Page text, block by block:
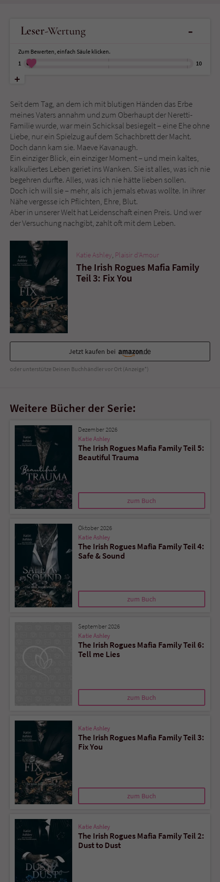
Leser-Wertung -
Zum Bewerten, einfach Säule klicken.
1
10
Seit dem Tag, an dem ich mit blutigen Händen das Erbe
meines Vaters annahm und zum Oberhaupt der Neretti-
Familie wurde, war mein Schicksal besiegelt – eine Ehe ohne
Liebe, nur ein Spielzug auf dem Schachbrett der Macht.
Doch dann kam sie. Maeve Kavanaugh.
Ein einziger Blick, ein einziger Moment – und mein kaltes,
kalkuliertes Leben geriet ins Wanken. Sie ist alles, was ich nie
begehren durfte. Alles, was ich nie hätte lieben sollen.
Doch ich will sie – mehr, als ich jemals etwas wollte. In ihrer
Nähe vergesse ich Pflichten, Ehre, Blut.
Aber in unserer Welt hat Leidenschaft einen Preis. Und wer
der Versuchung nachgibt, zahlt oft mit dem Leben.
Katie Ashley Plaisir d’Amour
The Irish Rogues Mafia Family
Teil 3: Fix You
Jetzt kaufen bei
oder unterstütze Deinen Buchhändler vor Ort (Anzeige*)
Weitere Bücher der Serie:
Dezember 2026
Katie Ashley
The Irish Rogues Mafia Family Teil 5:
Beautiful Trauma
zum Buch
Oktober 2026
Katie Ashley
The Irish Rogues Mafia Family Teil 4:
Safe & Sound
zum Buch
September 2026
Katie Ashley
The Irish Rogues Mafia Family Teil 6:
Tell me Lies
zum Buch
Katie Ashley
The Irish Rogues Mafia Family Teil 3:
Fix You
zum Buch
Katie Ashley
The Irish Rogues Mafia Family Teil 2:
Dust to Dust
Laufzeit
Name fe_typo_user
Anbieter Literatur-Couch Medien GmbH & Co. KG
Laufzeit Session
Zweck
Dieses Cookie gewährleistet die
Kommunikation der Webseite mit dem
Benutzer. Es wird benötigt um z. B. den
Sicherheitscode des Kontaktformulars zu